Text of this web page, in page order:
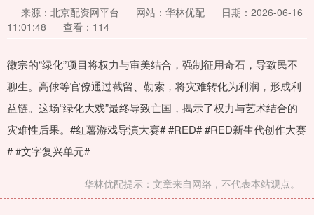
来源：北京配资网平台 网站：华林优配
日期：2026-06-16
11:01:48
查看：114
徽宗的“绿化”项目将权力与审美结合，强制征用奇石，导致民不
聊生。高俅等官僚通过截留、勒索，将灾难转化为利润，形成利
益链。这场“绿化大戏”最终导致亡国，揭示了权力与艺术结合的
灾难性后果。#红薯游戏导演大赛# #RED# #RED新生代创作大赛
# #文字复兴单元#
华林优配提示：文章来自网络，不代表本站观点。